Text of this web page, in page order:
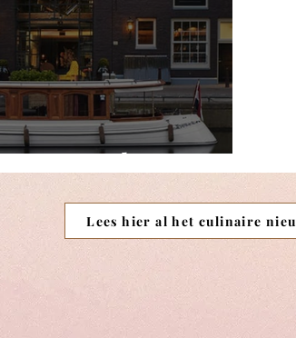
Amsterdam
Lees hier al het culinaire